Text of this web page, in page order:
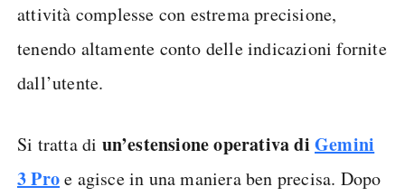
attività complesse con estrema precisione,
tenendo altamente conto delle indicazioni fornite
dall’utente.
Si tratta di un’estensione operativa diGemini
3 Proe agisce in una maniera ben precisa. Dopo